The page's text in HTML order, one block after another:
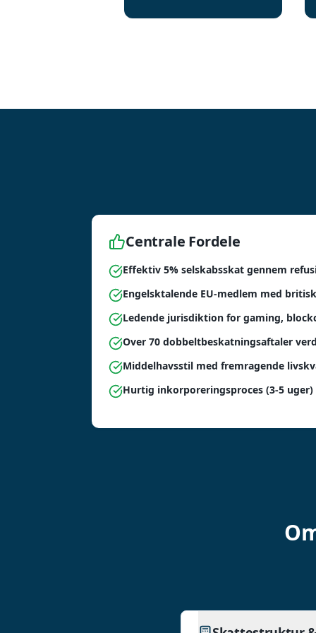
Centrale Fordele
Effektiv 5% selskabsskat gennem
Engelsktalende EU-medlem med
Ledende jurisdiktion for gaming,
Over 70 dobbeltbeskatningsaftaler
Middelhavsstil med fremragende
Hurtig inkorporeringsproces (3-5 uger)